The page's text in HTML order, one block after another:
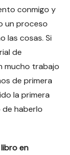
conmigo y
un proceso
las cosas. Si
de
mucho trabajo
de primera
la primera
de haberlo
en